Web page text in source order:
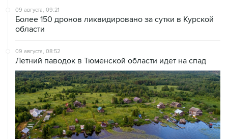
09 августа, 09:21
Более 150 дронов ликвидировано за сутки в Курской
области
09 августа, 08:52
Летний паводок в Тюменской области идет на спад